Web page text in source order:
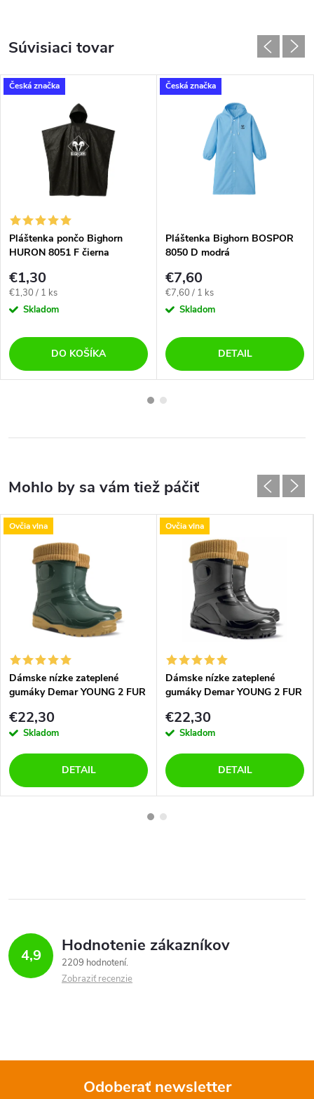
Súvisiaci tovar
Česká značka
Pláštenka pončo Bighorn
HURON 8051 F čierna
€1,30
Jednotková
cena:
€1,30 / 1 ks
Skladom
DO KOŠÍKA
Česká značka
Pláštenka Bighorn BOSPOR
8050 D modrá
€7,60
Jednotková
cena:
€7,60 / 1 ks
Skladom
DETAIL
Ovčia vlna
Dámske nízke zateplené
gumáky Demar YOUNG 2 FUR
€22,30
Skladom
DETAIL
Ovčia vlna
Dámske nízke zateplené
gumáky Demar YOUNG 2 FUR
€22,30
Skladom
DETAIL
4,9 Hodnotenie zákazníkov
2209 hodnotení
Zobraziť recenzie
Odoberať newsletter